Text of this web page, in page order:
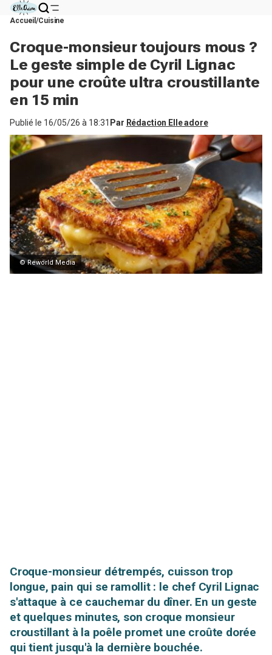
Accueil Cuisine
Croque-monsieur toujours mous ?
Le geste simple de Cyril Lignac
pour une croûte ultra croustillante
en 15 min
Publié le 16/05/26 à 18:31 Par Rédaction Elle adore
© Reworld Media
Croque-monsieur détrempés, cuisson trop
longue, pain qui se ramollit : le chef Cyril Lignac
s'attaque à ce cauchemar du dîner. En un geste
et quelques minutes, son croque monsieur
croustillant à la poêle promet une croûte dorée
qui tient jusqu'à la dernière bouchée.